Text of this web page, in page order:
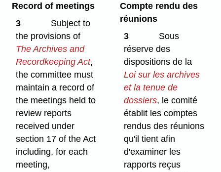
Record of meetings
3
Subject to
the provisions of
The Archives and
Recordkeeping Act,
the committee must
maintain a record of
the meetings held to
review reports
received under
section 17 of the Act
including, for each
meeting,
Compte rendu des
réunions
3
Sous
réserve des
dispositions de la
Loi sur les archives
et la tenue de
dossiers, le comité
établit les comptes
rendus des réunions
qu'il tient afin
d'examiner les
rapports reçus